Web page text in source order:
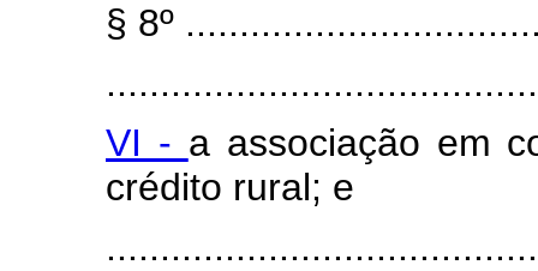
§ 8º
VI - a associação em
crédito rural; e